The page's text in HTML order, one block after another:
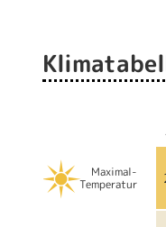
Maximal-
Temperatur